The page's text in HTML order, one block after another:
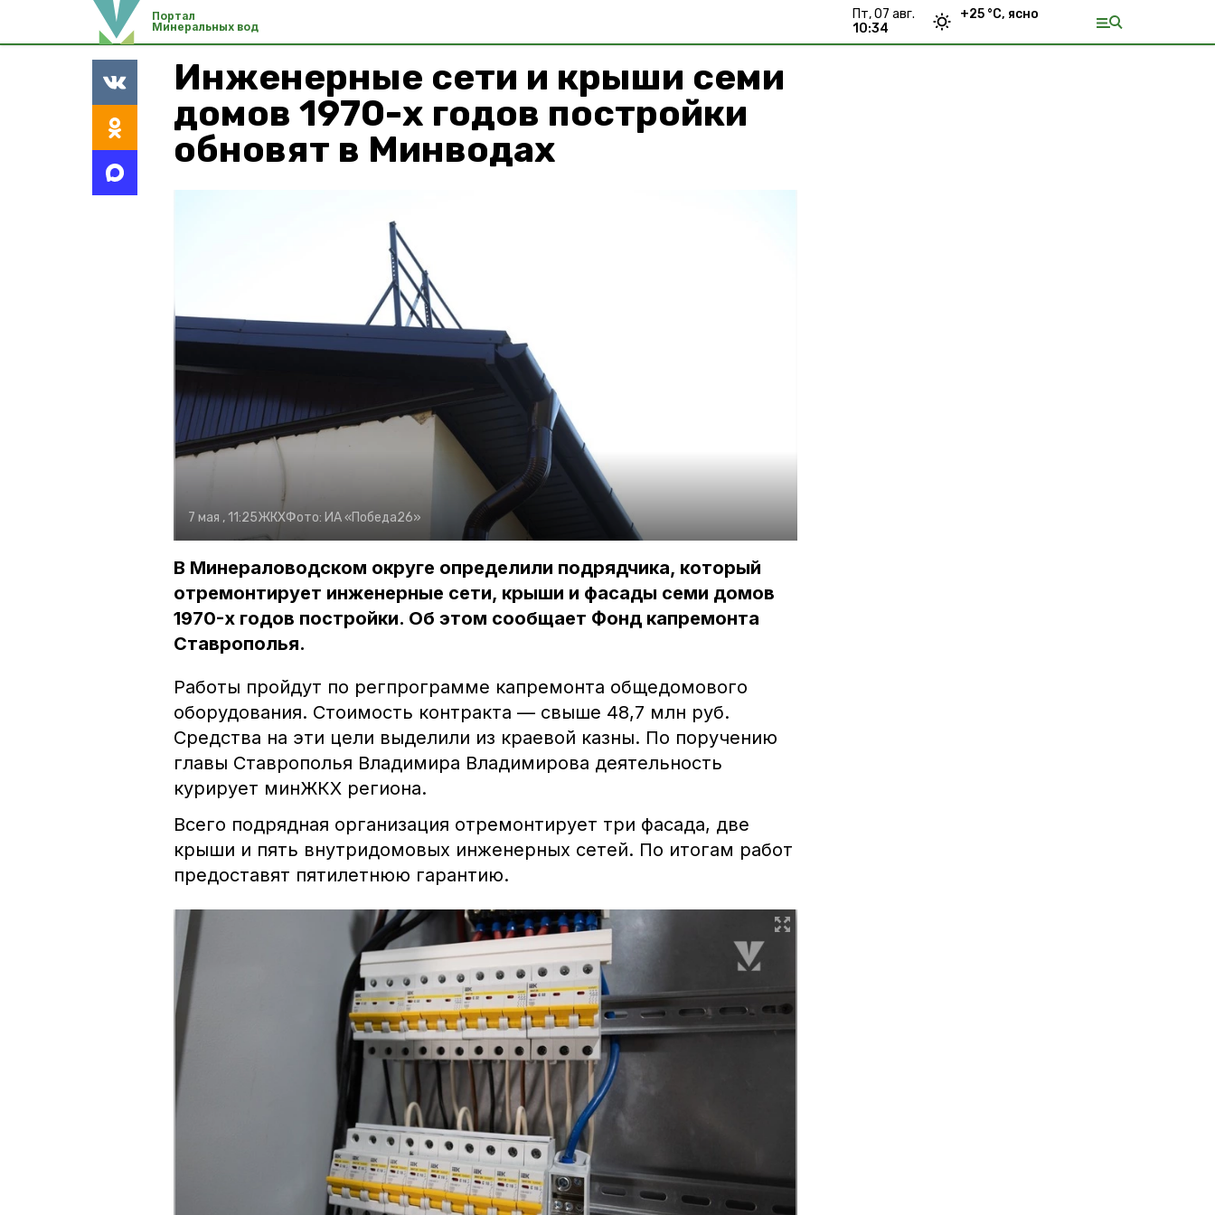
Портал
Минеральных вод
пт, 07 авг.
10:34
+25 °С, ясно
Инженерные сети и крыши семи
домов 1970-х годов постройки
обновят в Минводах
7 мая , 11:25ЖКХФото: ИА «Победа26»
В Минераловодском округе определили подрядчика, который
отремонтирует инженерные сети, крыши и фасады семи домов
1970-х годов постройки. Об этом сообщает Фонд капремонта
Ставрополья.
Работы пройдут по регпрограмме капремонта общедомового
оборудования. Стоимость контракта — свыше 48,7 млн руб.
Средства на эти цели выделили из краевой казны. По поручению
главы Ставрополья Владимира Владимирова деятельность
курирует минЖКХ региона.
Всего подрядная организация отремонтирует три фасада, две
крыши и пять внутридомовых инженерных сетей. По итогам работ
предоставят пятилетнюю гарантию.